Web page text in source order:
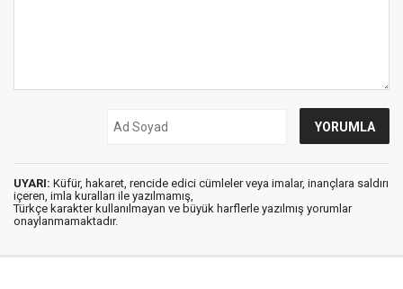
UYARI: Küfür, hakaret, rencide edici cümleler veya imalar, inançlara saldırı
içeren, imla kuralları ile yazılmamış,
Türkçe karakter kullanılmayan ve büyük harflerle yazılmış yorumlar
onaylanmamaktadır.